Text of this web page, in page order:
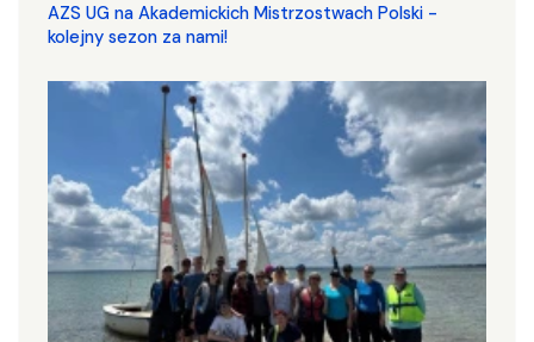
AZS UG na Akademickich Mistrzostwach Polski -
kolejny sezon za nami!